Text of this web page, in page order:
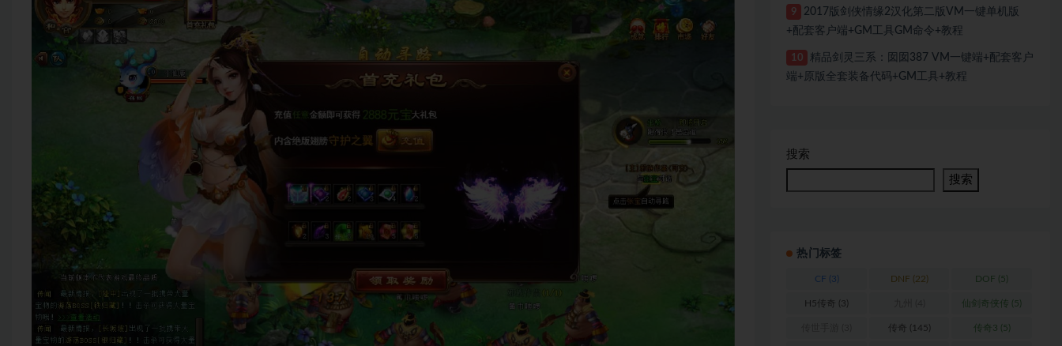
9
2017版剑侠情缘2汉化第二版VM一键单机版
+配套客户端+GM工具GM命令+教程
10
精品剑灵三系：囡囡387 VM一键端+配套客户
端+原版全套装备代码+GM工具+教程
搜索
搜索
热门标签
CF (3) DNF (22) DOF (5)
H5传奇 (3) 仙剑奇侠传 (5)
传奇 (145) 传奇3 (5)